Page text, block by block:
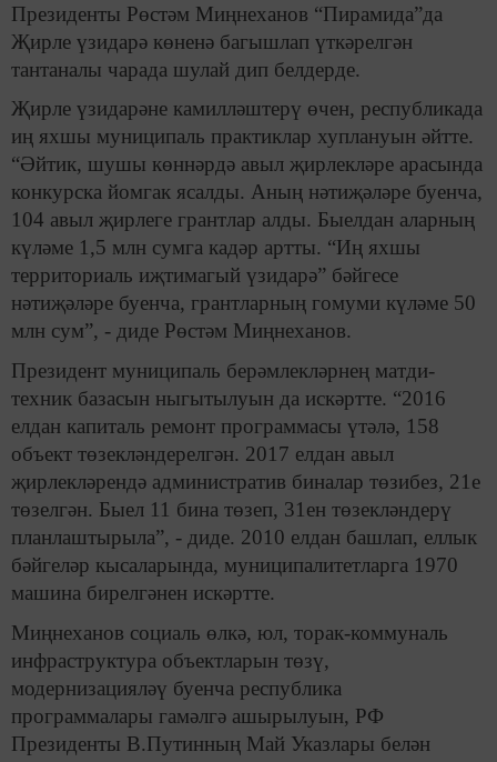
Президенты Рөстәм Миңнеханов “Пирамида”да
Җирле үзидарә көненә багышлап үткәрелгән
тантаналы чарада шулай дип белдерде.
Җирле үзидарәне камилләштерү өчен, республикада
иң яхшы муниципаль практиклар хуплануын әйтте.
“Әйтик, шушы көннәрдә авыл җирлекләре арасында
конкурска йомгак ясалды. Аның нәтиҗәләре буенча,
104 авыл җирлеге грантлар алды. Быелдан аларның
күләме 1,5 млн сумга кадәр артты. “Иң яхшы
территориаль иҗтимагый үзидарә” бәйгесе
нәтиҗәләре буенча, грантларның гомуми күләме 50
млн сум”, - диде Рөстәм Миңнеханов.
Президент муниципаль берәмлекләрнең матди-
техник базасын ныгытылуын да искәртте. “2016
елдан капиталь ремонт программасы үтәлә, 158
объект төзекләндерелгән. 2017 елдан авыл
җирлекләрендә административ биналар төзибез, 21е
төзелгән. Быел 11 бина төзеп, 31ен төзекләндерү
планлаштырыла”, - диде. 2010 елдан башлап, еллык
бәйгеләр кысаларында, муниципалитетларга 1970
машина бирелгәнен искәртте.
Миңнеханов социаль өлкә, юл, торак-коммуналь
инфраструктура объектларын төзү,
модернизацияләү буенча республика
программалары гамәлгә ашырылуын, РФ
Президенты В.Путинның Май Указлары белән